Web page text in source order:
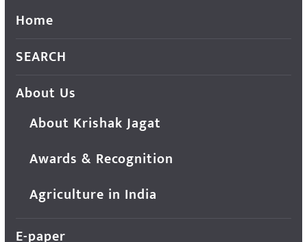
Home
SEARCH
About Us
About Krishak Jagat
Awards & Recognition
Agriculture in India
E-paper